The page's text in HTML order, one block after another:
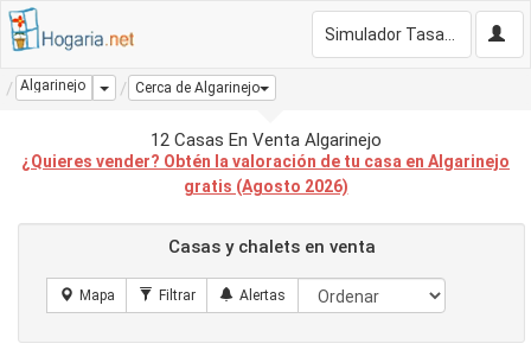
Algarinejo Dropdown
Cerca de Algarinejo
12 Casas En Venta Algarinejo
¿Quieres vender? Obtén la valoración de tu casa en Algarinejo
gratis (Agosto 2026)
Casas y chalets en venta